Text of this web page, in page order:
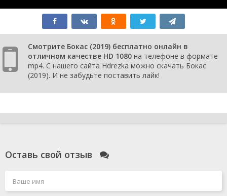
Смотрите Бокас (2019) бесплатно онлайн в
отличном качестве HD 1080 на телефоне в формате
mp4. С нашего сайта Hdrezka можно скачать Бокас
(2019). И не забудьте поставить лайк!
Оставь свой отзыв